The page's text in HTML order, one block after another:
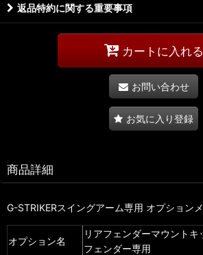
返品特約に関する重要事項
カートに入れる
お問い合わせ
お気に入り登録
商品詳細
G-STRIKERスイングアーム専用 オプション
オプション名
リアフェンダーマウント
フェンダー専用